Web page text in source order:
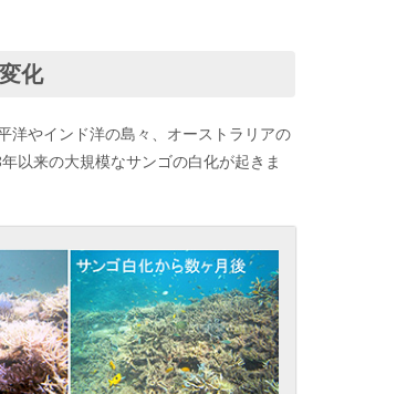
化
洋やインド洋の島々、オーストラリアの
以来の大規模なサンゴの白化が起きま